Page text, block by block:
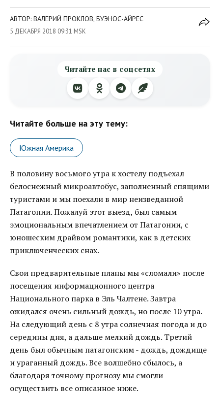
АВТОР: ВАЛЕРИЙ ПРОКЛОВ, БУЭНОС-АЙРЕС
5 ДЕКАБРЯ 2018 09:31 MSK
Читайте нас в соцсетях
Читайте больше на эту тему:
Южная Америка
В половину восьмого утра к хостелу подъехал
белоснежный микроавтобус, заполненный спящими
туристами и мы поехали в мир неизведанной
Патагонии. Пожалуй этот выезд, был самым
эмоциональным впечатлением от Патагонии, с
юношеским драйвом романтики, как в детских
приключенческих снах.
Свои предварительные планы мы «сломали» после
посещения информационного центра
Национального парка в Эль Чалтене. Завтра
ожидался очень сильный дождь, но после 10 утра.
На следующий день с 8 утра солнечная погода и до
середины дня, а дальше мелкий дождь. Третий
день был обычным патагонским - дождь, дождище
и ураганный дождь. Все волшебно сбылось, а
благодаря точному прогнозу мы смогли
осуществить все описанное ниже.